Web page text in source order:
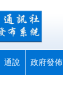
通說 政府發佈